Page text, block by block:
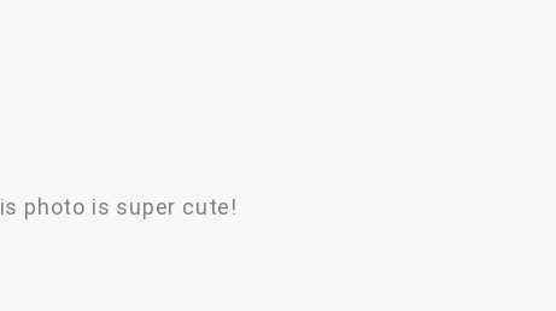
photo is super cute!